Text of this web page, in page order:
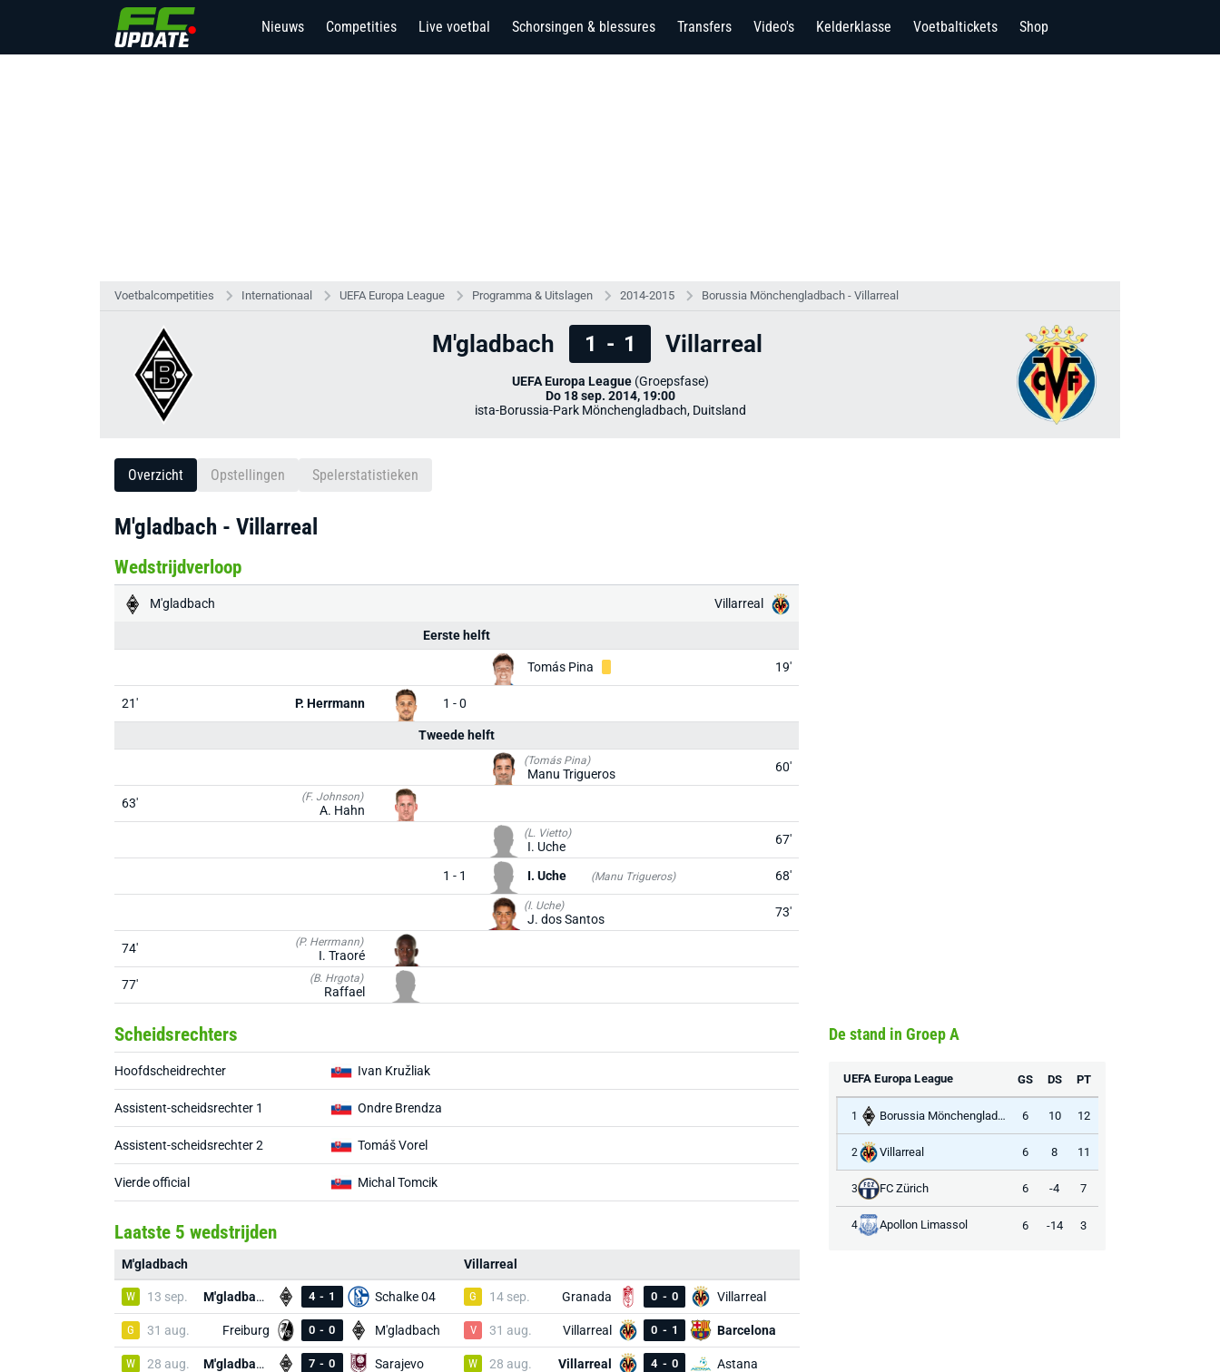
Nieuws Competities Live voetbal Schorsingen & blessures Transfers Video's Kelderklasse Voetbaltickets Shop
Voetbalcompetities Internationaal UEFA Europa League Programma & Uitslagen 2014-2015 Borussia Mönchengladbach - Villarreal
M'gladbach 1 - 1 Villarreal
UEFA Europa League(Groepsfase)
Do 18 sep. 2014, 19:00
ista-Borussia-Park Mönchengladbach, Duitsland
Overzicht Opstellingen Spelerstatistieken
M'gladbach - Villarreal
Wedstrijdverloop
M'gladbach Villarreal
Eerste helft
Tomás Pina 19'
21' P. Herrmann 1 - 0
Tweede helft
(Tomás Pina)
Manu Trigueros 60'
63' (F. Johnson)
A. Hahn
(L. Vietto)
I. Uche 67'
1 - 1 I. Uche (Manu Trigueros) 68'
(I. Uche)
J. dos Santos 73'
74' (P. Herrmann)
I. Traoré
77'
(B. Hrgota)
Raffael
Scheidsrechters
Hoofdscheidrechter Ivan Kružliak
Assistent-scheidsrechter 1 Ondre Brendza
Assistent-scheidsrechter 2 Tomáš Vorel
Vierde official Michal Tomcik
Laatste 5 wedstrijden
M'gladbach
W 13 sep. M'gladbach 4 - 1 Schalke 04
G 31 aug. Freiburg 0 - 0 M'gladbach
W 28 aug. M'gladbach 7 - 0 Sarajevo
Villarreal
G 14 sep. Granada 0 - 0 Villarreal
V 31 aug. Villarreal 0 - 1 Barcelona
W 28 aug. Villarreal 4 - 0 Astana
De stand in Groep A
UEFA Europa League GS DS PT
1 Borussia Mönchengladbach 6 10 12
2 Villarreal 6 8 11
3 FC Zürich 6 -4 7
4 Apollon Limassol 6 -14 3